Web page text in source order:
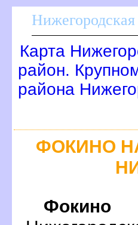
Нижегородская
Карта
район.
района
ФОКИНО
Фокино